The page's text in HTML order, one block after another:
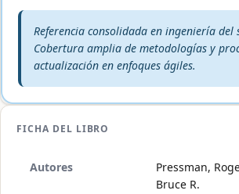
Veredicto editorial:
Referencia consolidada en ingeniería del
Cobertura amplia de metodologías y
actualización en enfoques ágiles.
FICHA DEL LIBRO
Autores
Pressman,
Bruce R.